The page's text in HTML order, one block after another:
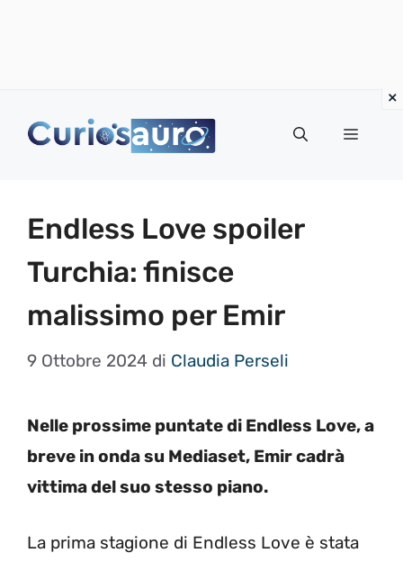
Menu
Endless Love spoiler
Turchia: finisce
malissimo per Emir
9 Ottobre 2024 di Claudia Perseli
Nelle prossime puntate di Endless Love, a
breve in onda su Mediaset, Emir cadrà
vittima del suo stesso piano.
La prima stagione di Endless Love è stata